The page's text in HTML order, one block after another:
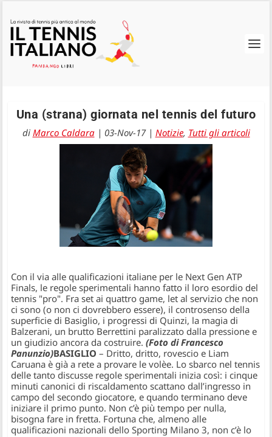
Una (strana) giornata nel tennis del futuro
di Marco Caldara| 03-Nov-17| Notizie, Tutti gli articoli
Con il via alle qualificazioni italiane per le Next Gen ATP
Finals, le regole sperimentali hanno fatto il loro esordio del
tennis "pro". Fra set ai quattro game, let al servizio che non
ci sono (o non ci dovrebbero essere), il controsenso della
superficie di Basiglio, i progressi di Quinzi, la magia di
Balzerani, un brutto Berrettini paralizzato dalla pressione e
un giudizio ancora da costruire.(Foto di Francesco
Panunzio)BASIGLIO – Dritto, dritto, rovescio e Liam
Caruana è già a rete a provare le volèe. Lo sbarco nel tennis
delle tanto discusse regole sperimentali inizia così: i cinque
minuti canonici di riscaldamento scattano dall’ingresso in
campo del secondo giocatore, e quando terminano deve
iniziare il primo punto. Non c’è più tempo per nulla,
bisogna fare in fretta. Fortuna che, almeno alle
qualificazioni nazionali dello Sporting Milano 3, non c’è lo